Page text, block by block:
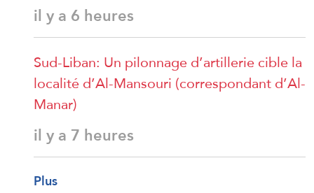
il y a 6 heures
Sud-Liban: Un pilonnage d’artillerie cible la
localité d’Al-Mansouri (correspondant d’Al-
Manar)
il y a 7 heures
Plus